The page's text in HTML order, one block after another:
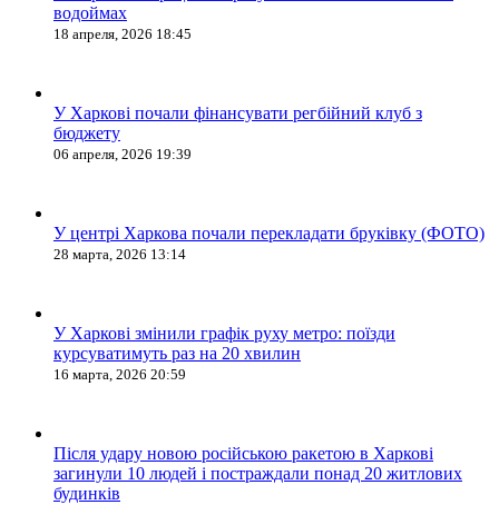
водоймах
18 апреля, 2026 18:45
У Харкові почали фінансувати регбійний клуб з
бюджету
06 апреля, 2026 19:39
У центрі Харкова почали перекладати бруківку (ФОТО)
28 марта, 2026 13:14
У Харкові змінили графік руху метро: поїзди
курсуватимуть раз на 20 хвилин
16 марта, 2026 20:59
Після удару новою російською ракетою в Харкові
загинули 10 людей і постраждали понад 20 житлових
будинків